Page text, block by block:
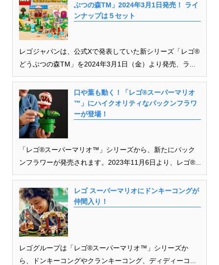
ぶつの森TM」2024年3月1日発売！ ライ
ンナップは５セット
レゴジャパンは、公式Xで発表していた新シリーズ「レゴ®
どうぶつの森TM」を2024年3月1日（金）より発売、ラ...
口や葉も動く！「レゴ®スーパーマリオ
™」にハイクオリティなパックンフラワ
ーが登場！
「レゴ®スーパーマリオ™」シリーズから、新たにパック
ンフラワーが発売されます。2023年11月6日より、レゴ®...
レゴ スーパーマリオにドンキーコングが
仲間入り！
レゴグループは「レゴ®スーパーマリオ™」シリーズか
ら、ドンキーコングやクランキーコング、ディディーコ...